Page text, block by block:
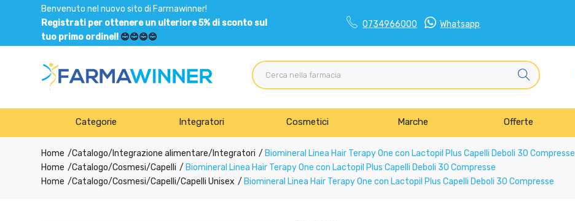
Benvenuto nel nuovo sito di Farmawinner!
Registrati per ottenere un ulteriore 5% di sconto sul
tuo primo ordine!! 😊😊😊😊
0734966000 Whatsapp
Categorie Integratori Cosmetici Marche Offerte
Home Catalogo/ Integrazione alimentare/ Integratori
Biomineral Linea Hair Terapy One con Lactopil Plus Capelli Deboli 30 Compresse
Home
Catalogo/Cosmesi/Capelli
Biomineral Linea Hair Terapy One con Lactopil Plus Capelli Deboli 30 Compresse
Home
Catalogo/Cosmesi/Capelli/Capelli Unisex Biomineral Linea Hair Terapy One con Lactopil Plus Capelli Deboli 30 Compresse